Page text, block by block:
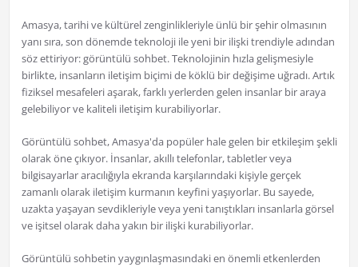
Amasya, tarihi ve kültürel zenginlikleriyle ünlü bir şehir olmasının
yanı sıra, son dönemde teknoloji ile yeni bir ilişki trendiyle adından
söz ettiriyor: görüntülü sohbet. Teknolojinin hızla gelişmesiyle
birlikte, insanların iletişim biçimi de köklü bir değişime uğradı. Artık
fiziksel mesafeleri aşarak, farklı yerlerden gelen insanlar bir araya
gelebiliyor ve kaliteli iletişim kurabiliyorlar.
Görüntülü sohbet, Amasya'da popüler hale gelen bir etkileşim şekli
olarak öne çıkıyor. İnsanlar, akıllı telefonlar, tabletler veya
bilgisayarlar aracılığıyla ekranda karşılarındaki kişiyle gerçek
zamanlı olarak iletişim kurmanın keyfini yaşıyorlar. Bu sayede,
uzakta yaşayan sevdikleriyle veya yeni tanıştıkları insanlarla görsel
ve işitsel olarak daha yakın bir ilişki kurabiliyorlar.
Görüntülü sohbetin yaygınlaşmasındaki en önemli etkenlerden